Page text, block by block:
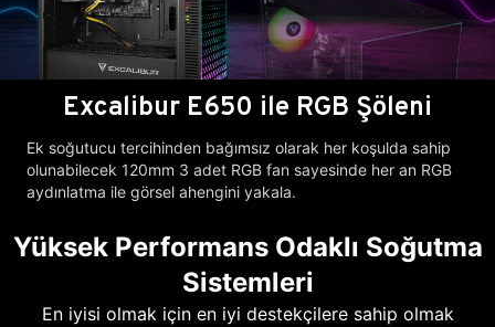
Excalibur E650 ile RGB Şöleni
Ek soğutucu tercihinden bağımsız olarak her koşulda sahip
olunabilecek 120mm 3 adet RGB fan sayesinde her an RGB
aydınlatma ile görsel ahengini yakala.
Yüksek Performans Odaklı Soğutma
Sistemleri
En iyisi olmak için en iyi destekçilere sahip olmak